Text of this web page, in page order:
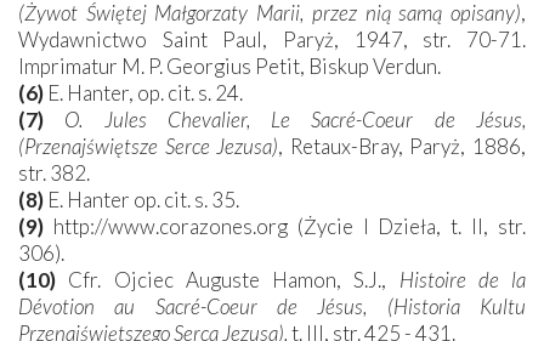
(Żywot Świętej Małgorzaty Marii, przez nią samą opisany),
Wydawnictwo Saint Paul, Paryż, 1947, str. 70-71.
Imprimatur M. P. Georgius Petit, Biskup Verdun.
(6) E. Hanter, op. cit. s. 24.
(7)
O. Jules Chevalier, Le Sacré-Coeur de Jésus,
(Przenajświętsze Serce Jezusa), Retaux-Bray, Paryż, 1886,
str. 382.
(8) E. Hanter op. cit. s. 35.
(9) http://www.corazones.org (Życie I Dzieła, t. II, str.
306).
(10) Cfr. Ojciec Auguste Hamon, S.J., Histoire de la
Dévotion au Sacré-Coeur de Jésus, (Historia Kultu
Przenajświętszego Serca Jezusa),t. III, str. 425 - 431.